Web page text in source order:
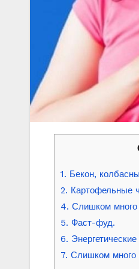
1. Бекон,
2. Картофельные
4. Слишком много
5. Фаст-фуд.
6. Энергетические
7. Слишком много